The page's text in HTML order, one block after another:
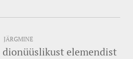
JÄRGMINE
elemendist